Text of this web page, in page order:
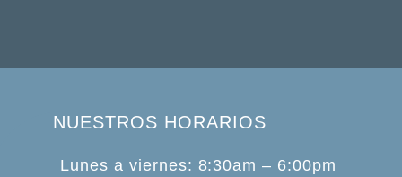
NUESTROS HORARIOS
Lunes a viernes: 8:30am – 6:00pm